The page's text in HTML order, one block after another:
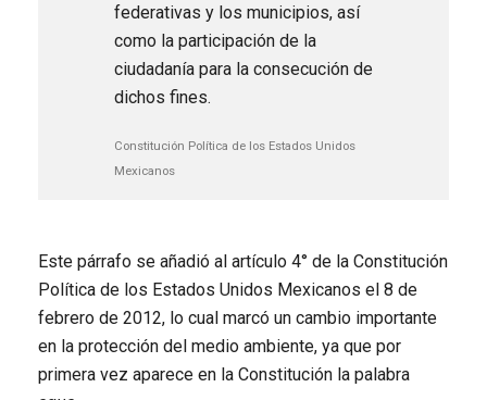
federativas y los municipios, así
como la participación de la
ciudadanía para la consecución de
dichos fines.
Constitución Política de los Estados Unidos
Mexicanos
Este párrafo se añadió al artículo 4° de la Constitución
Política de los Estados Unidos Mexicanos el 8 de
febrero de 2012, lo cual marcó un cambio importante
en la protección del medio ambiente, ya que por
primera vez aparece en la Constitución la palabra